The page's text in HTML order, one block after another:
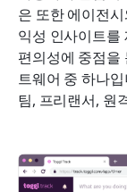
은 또한 에이전
익성 인사이트를
편의성에 중점을
트웨어 중 하나
팀, 프리랜서, 원